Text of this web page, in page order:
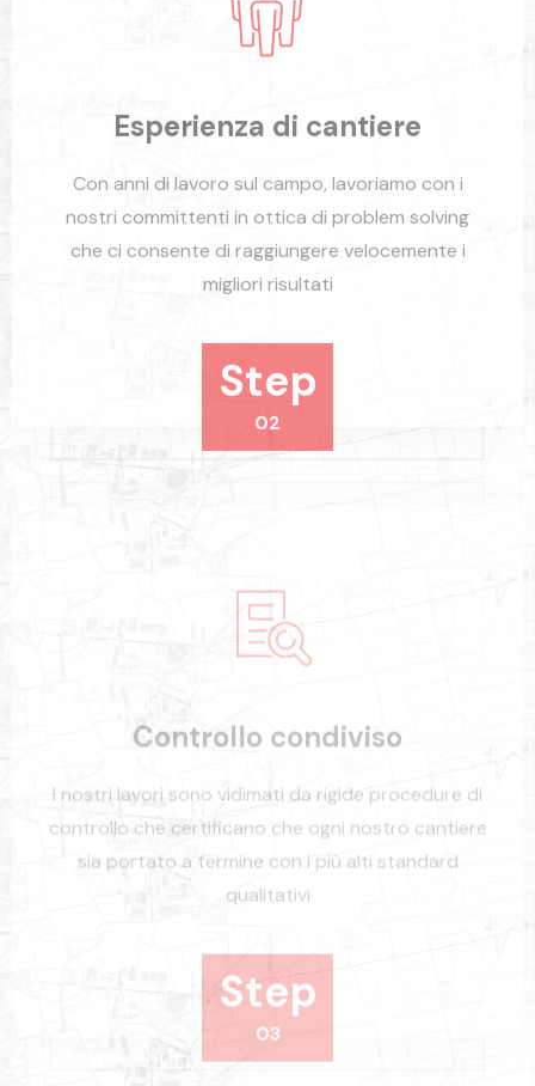
Esperienza di cantiere
Con anni di lavoro sul campo, lavoriamo con i
nostri committenti in ottica di problem solving
che ci consente di raggiungere velocemente i
migliori risultati
Step
02
Controllo condiviso
controllo che certificano che ogni nostro cantiere
sia portato a termine con i più alti standard
qualitativi
Step
03